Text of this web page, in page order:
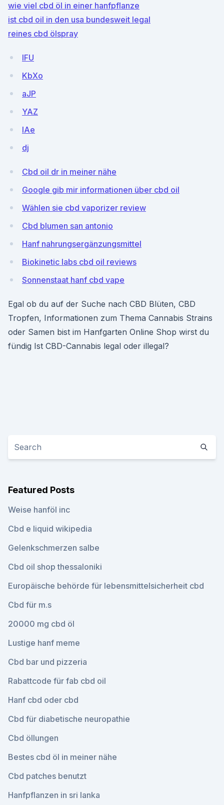
wie viel cbd öl in einer hanfpflanze
ist cbd oil in den usa bundesweit legal
reines cbd ölspray
lFU
KbXo
aJP
YAZ
IAe
dj
Cbd oil dr in meiner nähe
Google gib mir informationen über cbd oil
Wählen sie cbd vaporizer review
Cbd blumen san antonio
Hanf nahrungsergänzungsmittel
Biokinetic labs cbd oil reviews
Sonnenstaat hanf cbd vape
Egal ob du auf der Suche nach CBD Blüten, CBD
Tropfen, Informationen zum Thema Cannabis Strains
oder Samen bist im Hanfgarten Online Shop wirst du
fündig Ist CBD-Cannabis legal oder illegal?
Featured Posts
Weise hanföl inc
Cbd e liquid wikipedia
Gelenkschmerzen salbe
Cbd oil shop thessaloniki
Europäische behörde für lebensmittelsicherheit cbd
Cbd für m.s
20000 mg cbd öl
Lustige hanf meme
Cbd bar und pizzeria
Rabattcode für fab cbd oil
Hanf cbd oder cbd
Cbd für diabetische neuropathie
Cbd öllungen
Bestes cbd öl in meiner nähe
Cbd patches benutzt
Hanfpflanzen in sri lanka